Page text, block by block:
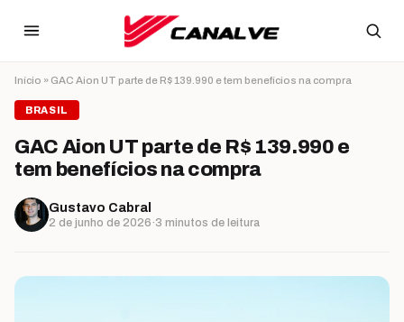
Início » GAC Aion UT parte de R$ 139.990 e tem benefícios na compra
BRASIL
GAC Aion UT parte de R$ 139.990 e
tem benefícios na compra
Gustavo Cabral
2 de junho de 2026·3 minutos de leitura